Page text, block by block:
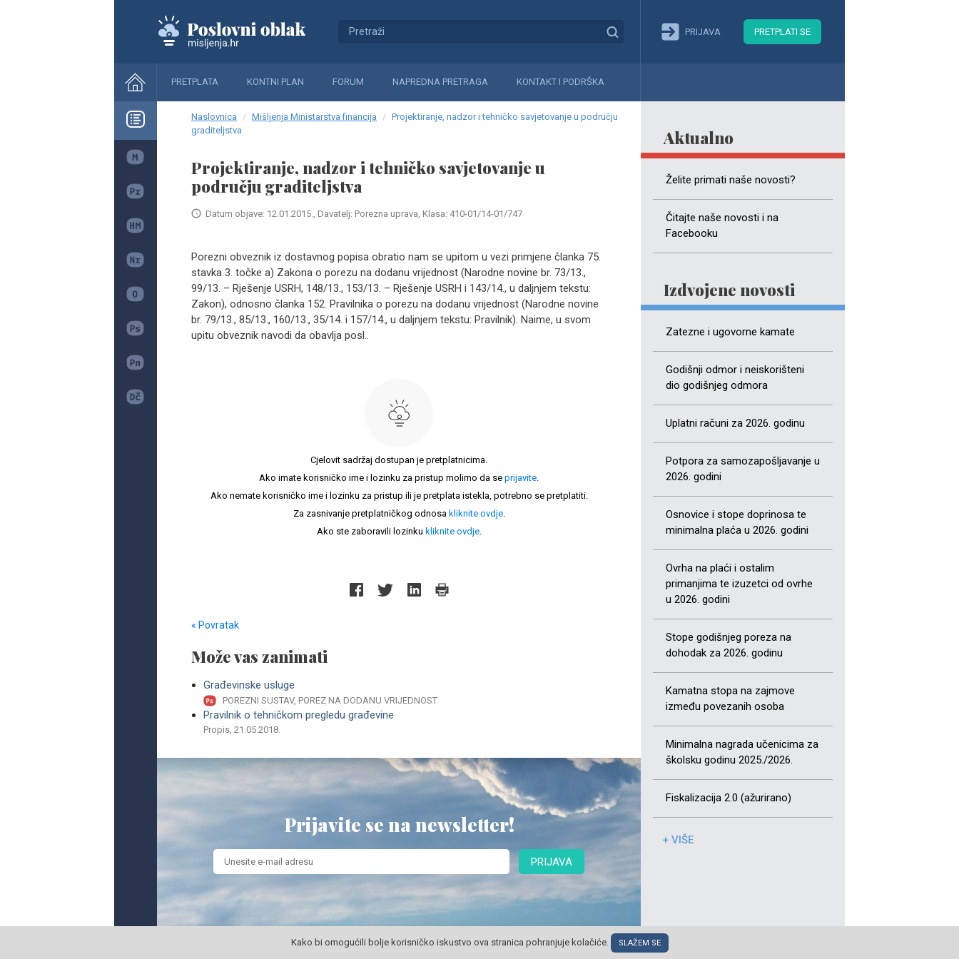
PRIJAVA PRETPLATI SE
PRETPLATA KONTNI PLAN FORUM NAPREDNA PRETRAGA KONTAKT I PODRŠKA
Aktualno
Želite primati naše novosti?
Čitajte naše novosti i na
Facebooku
Izdvojene novosti
Zatezne i ugovorne kamate
Godišnji odmor i neiskorišteni
dio godišnjeg odmora
Uplatni računi za 2026. godinu
Potpora za samozapošljavanje u
2026. godini
Osnovice i stope doprinosa te
minimalna plaća u 2026. godini
Ovrha na plaći i ostalim
primanjima te izuzetci od ovrhe
u 2026. godini
Stope godišnjeg poreza na
dohodak za 2026. godinu
Kamatna stopa na zajmove
između povezanih osoba
Minimalna nagrada učenicima za
školsku godinu 2025./2026.
Fiskalizacija 2.0 (ažurirano)
+ VIŠE
Naslovnica Mišljenja Ministarstva financija
Projektiranje, nadzor i tehničko savjetovanje u području
graditeljstva
Projektiranje, nadzor i tehničko savjetovanje u
području graditeljstva
Datum objave: 12.01.2015., Davatelj: Porezna uprava, Klasa: 410-01/14-01/747
Porezni obveznik iz dostavnog popisa obratio nam se upitom u vezi primjene članka 75.
stavka 3. točke a) Zakona o porezu na dodanu vrijednost (Narodne novine br. 73/13.,
99/13. – Rješenje USRH, 148/13., 153/13. – Rješenje USRH i 143/14., u daljnjem tekstu:
Zakon), odnosno članka 152. Pravilnika o porezu na dodanu vrijednost (Narodne novine
br. 79/13., 85/13., 160/13., 35/14. i 157/14., u daljnjem tekstu: Pravilnik). Naime, u svom
upitu obveznik navodi da obavlja posl..
Cjelovit sadržaj dostupan je pretplatnicima.
Ako imate korisničko ime i lozinku za pristup molimo da se prijavite.
Ako nemate korisničko ime i lozinku za pristup ili je pretplata istekla, potrebno se pretplatiti.
Za zasnivanje pretplatničkog odnosa kliknite ovdje.
Ako ste zaboravili lozinku kliknite ovdje.
« Povratak
Može vas zanimati
Građevinske usluge
POREZNI SUSTAV, POREZ NA DODANU VRIJEDNOST
Pravilnik o tehničkom pregledu građevine
Propis, 21.05.2018.
Prijavite se na newsletter!
PRIJAVA
© POSLOVNI OBLAK Sva prava pridržana
Kako bi omogućili bolje korisničko iskustvo ova stranica pohranjuje kolačiće. SLAŽEM SE